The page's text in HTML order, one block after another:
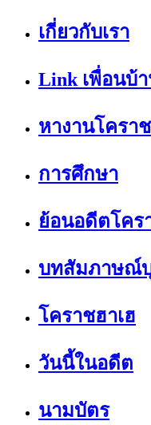
เกี่ยวกับเรา
Link เพื่อนบ้
หางานโคราช
การศึกษา
ย้อนอดีตโคร
บทสัมภาษณ์
โคราชฮาเฮ
วันนี้ในอดีต
นามบัตร